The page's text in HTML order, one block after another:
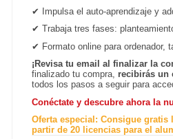
✔
Impulsa el auto-aprendizaje y
✔ Trabaja tres fases:
✔ Formato online para ordenador,
¡Revisa tu email al finalizar la
finalizado tu compra, recibirás un
todos los pasos a seguir para
Conéctate y descubre ahora la
Oferta especial: Consigue gratis
partir de 20 licencias para el